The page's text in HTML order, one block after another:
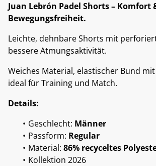
Juan Lebrón Padel Shorts – Komfort
Bewegungsfreiheit.
Leichte, dehnbare Shorts mit
bessere Atmungsaktivität.
Weiches Material, elastischer Bund
ideal für Training und Match.
Details:
Geschlecht: Männer
Passform: Regular
Material: 86% recyceltes
Kollektion 2026